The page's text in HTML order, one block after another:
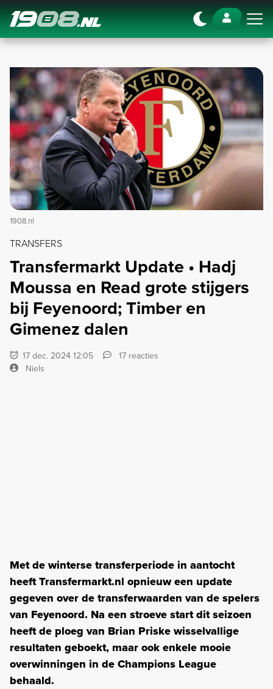
Navigation
1908.nl
TRANSFERS
Transfermarkt Update • Hadj
Moussa en Read grote stijgers
bij Feyenoord; Timber en
Gimenez dalen
17 dec. 2024 12:05
17 reacties
Niels
Met de winterse transferperiode in aantocht
heeft Transfermarkt.nl opnieuw een update
gegeven over de transferwaarden van de spelers
van Feyenoord. Na een stroeve start dit seizoen
heeft de ploeg van Brian Priske wisselvallige
resultaten geboekt, maar ook enkele mooie
overwinningen in de Champions League
behaald.